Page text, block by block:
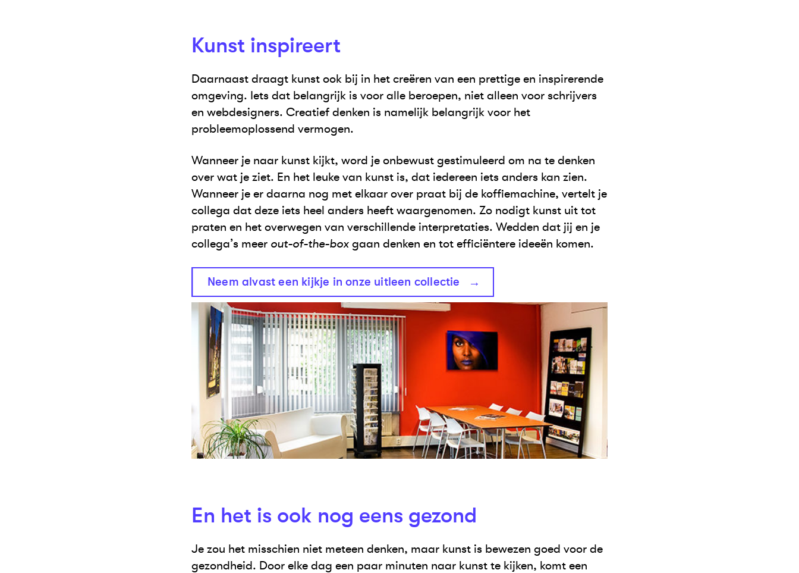
Kunst inspireert
Daarnaast draagt kunst ook bij in het creëren van een prettige en inspirerende
omgeving. Iets dat belangrijk is voor alle beroepen, niet alleen voor schrijvers
en webdesigners. Creatief denken is namelijk belangrijk voor het
probleemoplossend vermogen.
Wanneer je naar kunst kijkt, word je onbewust gestimuleerd om na te denken
over wat je ziet. En het leuke van kunst is, dat iedereen iets anders kan zien.
Wanneer je er daarna nog met elkaar over praat bij de koffiemachine, vertelt je
collega dat deze iets heel anders heeft waargenomen. Zo nodigt kunst uit tot
praten en het overwegen van verschillende interpretaties. Wedden dat jij en je
collega’s meer out-of-the-box gaan denken en tot efficiëntere ideeën komen.
Neem alvast een kijkje in onze uitleen collectie
En het is ook nog eens gezond
Je zou het misschien niet meteen denken, maar kunst is bewezen goed voor de
gezondheid. Door elke dag een paar minuten naar kunst te kijken, komt een